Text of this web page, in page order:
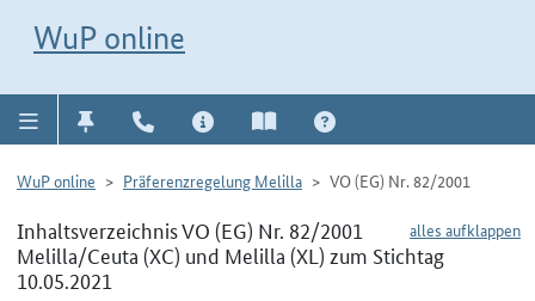
WuP online
WuP online Präferenzregelung Melilla VO (EG) Nr. 82/2001
alles aufklappen
Inhaltsverzeichnis VO (EG) Nr. 82/2001
Melilla/Ceuta (XC) und Melilla (XL) zum Stichtag
10.05.2021